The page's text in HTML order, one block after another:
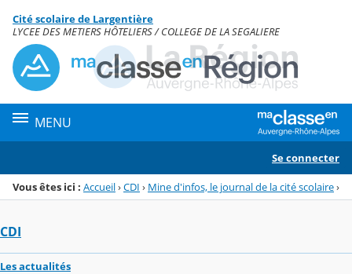
Menu de la rubrique
Contenu
Cité scolaire de Largentière
LYCEE DES METIERS HÔTELIERS / COLLEGE DE LA SEGALIERE
MENU
Se connecter
Vous êtes ici : Accueil›CDI › Mine d'infos, le journal de la cité scolaire›
CDI
Les actualités